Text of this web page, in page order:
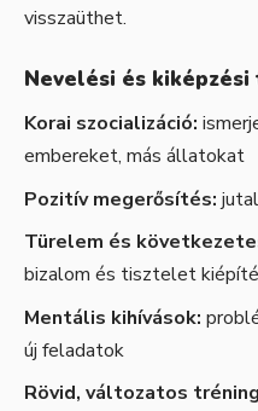
visszaüthet.
Nevelési és
Korai szocializáció:
embereket, más állatokat
Pozitív megerősítés:
Türelem és
bizalom és tisztelet
Mentális kihívások:
új feladatok
Rövid, változatos